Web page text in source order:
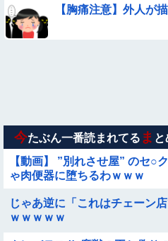
【悩み相談】昭和の高1女子さん
ｗ
【胸痛注意】外人が
今たぶん一番読まれてる ま
【動画】 ”別れさせ屋” のセ○
ゃ肉便器に堕ちるわｗｗｗ
じゃあ逆に「これはチェーン
ｗｗｗｗｗ